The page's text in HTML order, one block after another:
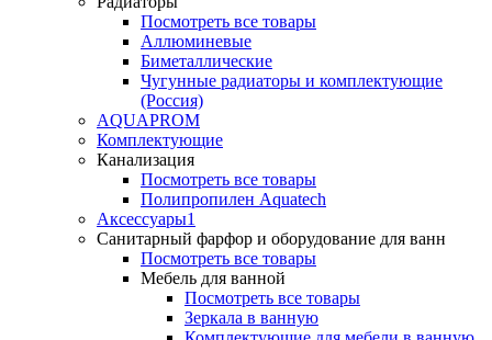
Посмотреть все товары
Аллюминевые
Биметаллические
Чугунные радиаторы и комплектующие
(Россия)
AQUAPROM
Комплектующие
Канализация
Посмотреть все товары
Полипропилен Aquatech
Аксессуары1
Санитарный фарфор и оборудование для ванн
Посмотреть все товары
Мебель для ванной
Посмотреть все товары
Зеркала в ванную